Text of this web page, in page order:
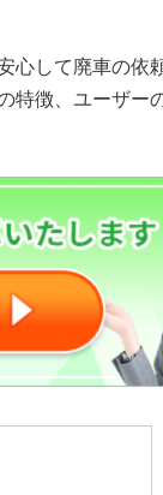
心して廃車の依
特徴、ユーザー